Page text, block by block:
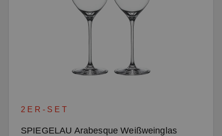
2ER-SET
SPIEGELAU Arabesque Weißweinglas